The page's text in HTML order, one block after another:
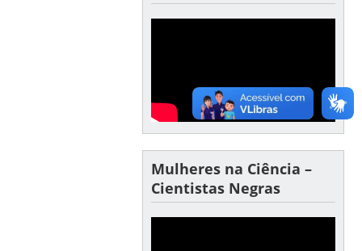
Mulheres na Ciência –
Cientistas Negras